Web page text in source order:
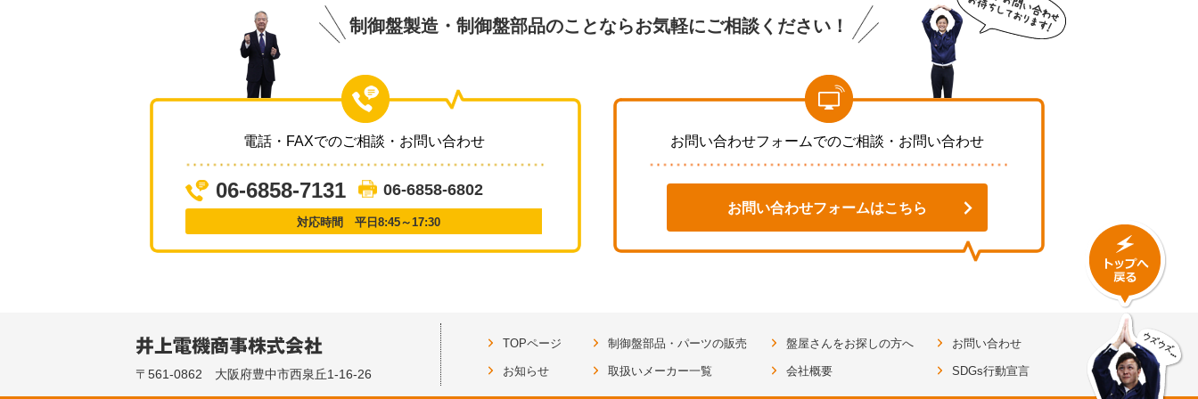
制御盤製造・制御盤部品のことならお気軽にご相談ください！
電話・FAXでのご相談・お問い合わせ
06-6858-7131 06-6858-6802
対応時間 平日8:45～17:30
お問い合わせフォームでのご相談・お問い合わせ
お問い合わせフォームはこちら
〒561-0862 大阪府豊中市西泉丘1-16-26
TOPページ 制御盤部品・パーツの販売 盤屋さんをお探しの方へ お問い合わせ
お知らせ 取扱いメーカー一覧 会社概要 SDGs行動宣言